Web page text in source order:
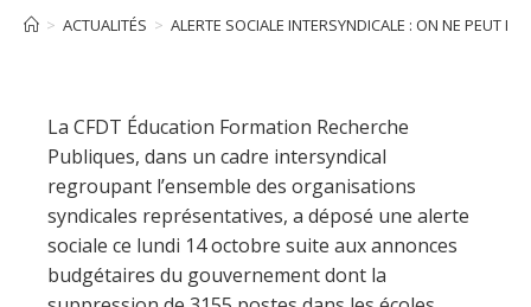
> ACTUALITÉS > ALERTE SOCIALE INTERSYNDICALE : ON NE PEUT
La CFDT Éducation Formation Recherche
Publiques, dans un cadre intersyndical
regroupant l’ensemble des organisations
syndicales représentatives, a déposé une alerte
sociale ce lundi 14 octobre suite aux annonces
budgétaires du gouvernement dont la